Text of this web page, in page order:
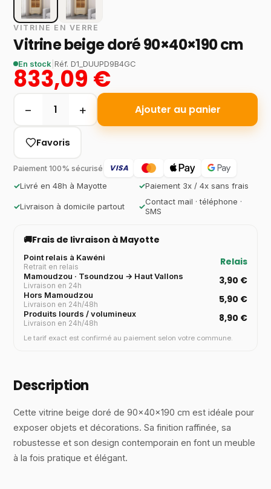
VITRINE EN VERRE
Vitrine beige doré 90×40×190 cm
En stock |Réf.D1_DUUPD9B4GC
833,09 €
− 1 + Ajouter au panier
Favoris
Paiement 100% sécurisé VISA
✓Livré en 48h à Mayotte ✓Paiement 3x / 4x sans frais
✓Livraison à domicile partout ✓Contact mail · téléphone ·
SMS
🚚Frais de livraison à Mayotte
Point relais à Kawéni
Retrait en relais Relais
Mamoudzou · Tsoundzou → Haut Vallons
Livraison en 24h 3,90 €
Hors Mamoudzou
Livraison en 24h/48h 5,90 €
Produits lourds / volumineux
Livraison en 24h/48h 8,90 €
Le tarif exact est confirmé au paiement selon votre commune.
Description
Cette vitrine beige doré de 90×40×190 cm est idéale pour
exposer objets et décorations. Sa finition raffinée, sa
robustesse et son design contemporain en font un meuble
à la fois pratique et élégant.